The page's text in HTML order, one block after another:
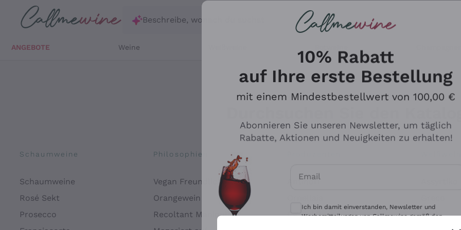
Zum Hauptinhalt springen
Beschreibe, wonach du suchst
ANGEBOTE Weine
Schaumweine
Schaumweine
Rosé Sekt
Prosecco
Philosophien
Vegan Freundlich
Orangewein
Recoltant Manipulant
Antinori
Ca' del Bosco
Gavi
10% Rabatt
auf Ihre erste Bestellung
mit einem Mindestbestellwert von 100,00 €
Abonnieren Sie unseren Newsletter, um täglich
Rabatte, Aktionen und Neuigkeiten zu erhalten!
Email
Optionale Einwilligungen zum Erhalt von
Ich bin damit einverstanden, Newsletter und
Werbemitteilungen von Callmewine gemäß den -